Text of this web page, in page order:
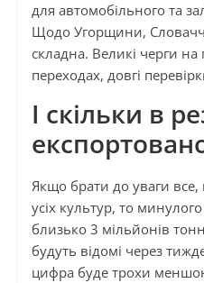
для автомобільного та
Щодо Угорщини,
складна. Великі черги
переходах, довгі
І скільки в
Якщо брати до уваги
усіх культур, то
близько 3 мільйонів
будуть відомі через
цифра буде трохи